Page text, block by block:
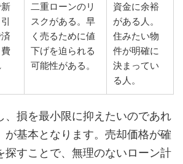
二重ローンのリ
スクがある。早
く売るために値
下げを迫られる
可能性がある。
資金に余裕
がある人。
住みたい物
件が明確に
決まってい
る人。
、損を最小限に抑えたいのであれ
が基本となります。売却価格が確
探すことで、無理のないローン計